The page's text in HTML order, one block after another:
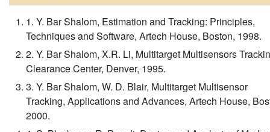
1. Y. Bar Shalom, Estimation and Tracking: Principles,
Techniques and Software, Artech House, Boston, 1998.
2. Y. Bar Shalom, X.R. Li, Multitarget Multisensors
Clearance Center, Denver, 1995.
3. Y. Bar Shalom, W. D. Blair, Multitarget Multisensor
Tracking, Applications and Advances, Artech House,
2000.